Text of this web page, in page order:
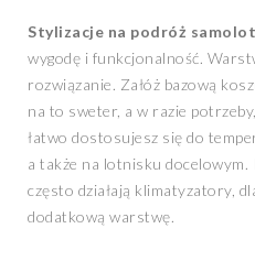
Stylizacje na podróż
wygodę i funkcjonalność.
rozwiązanie. Załóż bazową
na to sweter, a w razie
łatwo dostosujesz się do
a także na lotnisku docelowym.
często działają klimatyzatory,
dodatkową warstwę.